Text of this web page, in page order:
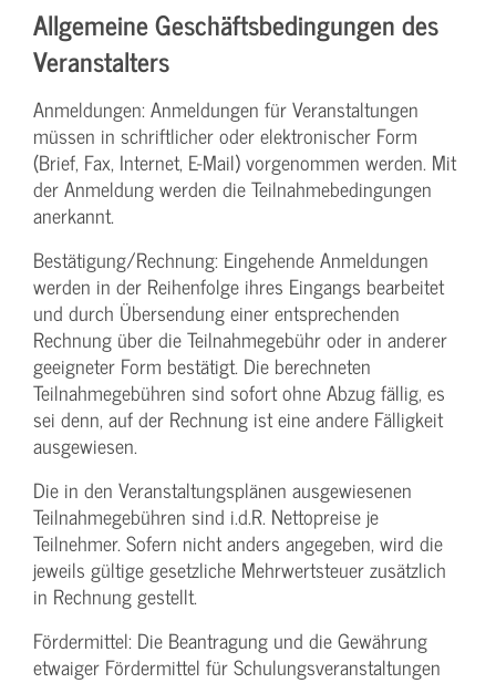
Allgemeine Geschäftsbedingungen des
Veranstalters
Anmeldungen: Anmeldungen für Veranstaltungen
müssen in schriftlicher oder elektronischer Form
(Brief, Fax, Internet, E-Mail) vorgenommen werden. Mit
der Anmeldung werden die Teilnahme­bedingungen
anerkannt.
Bestätigung­/Rechnung: Eingehende Anmeldungen
werden in der Reihenfolge ihres Eingangs bearbeitet
und durch Übersendung einer entsprechenden
Rechnung über die Teilnahmegebühr oder in anderer
geeigneter Form bestätigt. Die berechneten
Teilnahmegebühren sind sofort ohne Abzug fällig, es
sei denn, auf der Rechnung ist eine andere Fälligkeit
ausgewiesen.
Die in den Veranstaltungsplänen ausgewiesenen
Teilnahmegebühren sind i.d.R. Nettopreise je
Teilnehmer. Sofern nicht anders angegeben, wird die
jeweils gültige gesetzliche Mehrwertsteuer zusätzlich
in Rechnung gestellt.
Fördermittel: Die Beantragung und die Gewährung
etwaiger Fördermittel für Schulungs­veranstaltungen